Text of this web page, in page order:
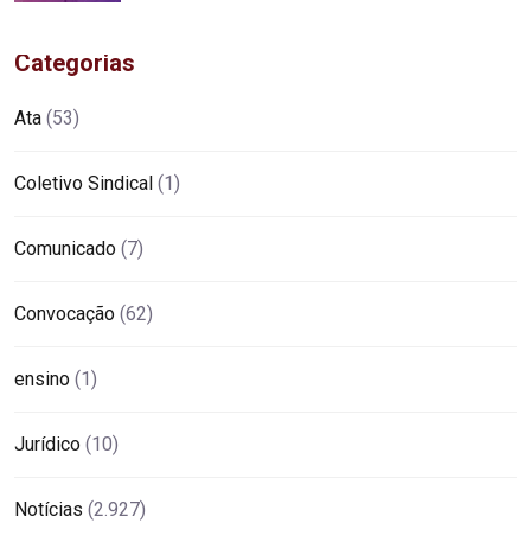
Categorias
Ata (53)
Coletivo Sindical (1)
Comunicado (7)
Convocação (62)
ensino (1)
Jurídico (10)
Notícias (2.927)